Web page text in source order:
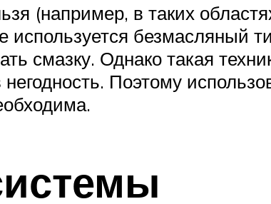
(например, в таких
безмасляный
смазку. Однако такая
Поэтому